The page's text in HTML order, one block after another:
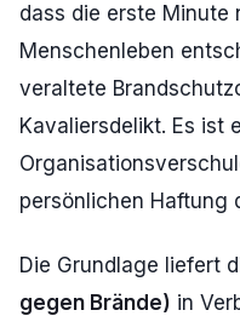
dass die erste Minute
Menschenleben
veraltete
Kavaliersdelikt. Es ist
persönlichen Haftung
Die Grundlage liefert
gegen Brände) in